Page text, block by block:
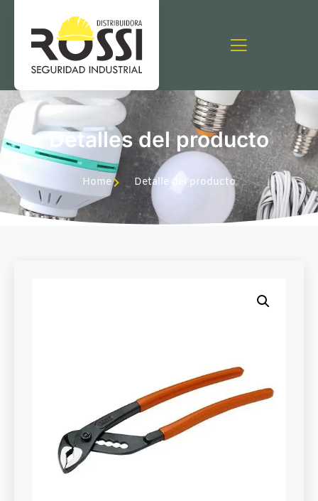
Detalles del producto
Home Detalle del producto